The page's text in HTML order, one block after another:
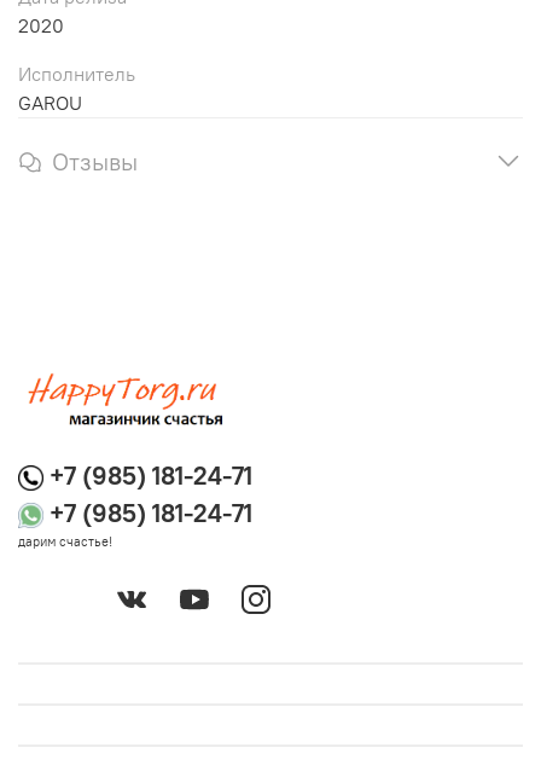
2020
Исполнитель
GAROU
Отзывы
+7 (985) 181-24-71
+7 (985) 181-24-71
дарим счастье!